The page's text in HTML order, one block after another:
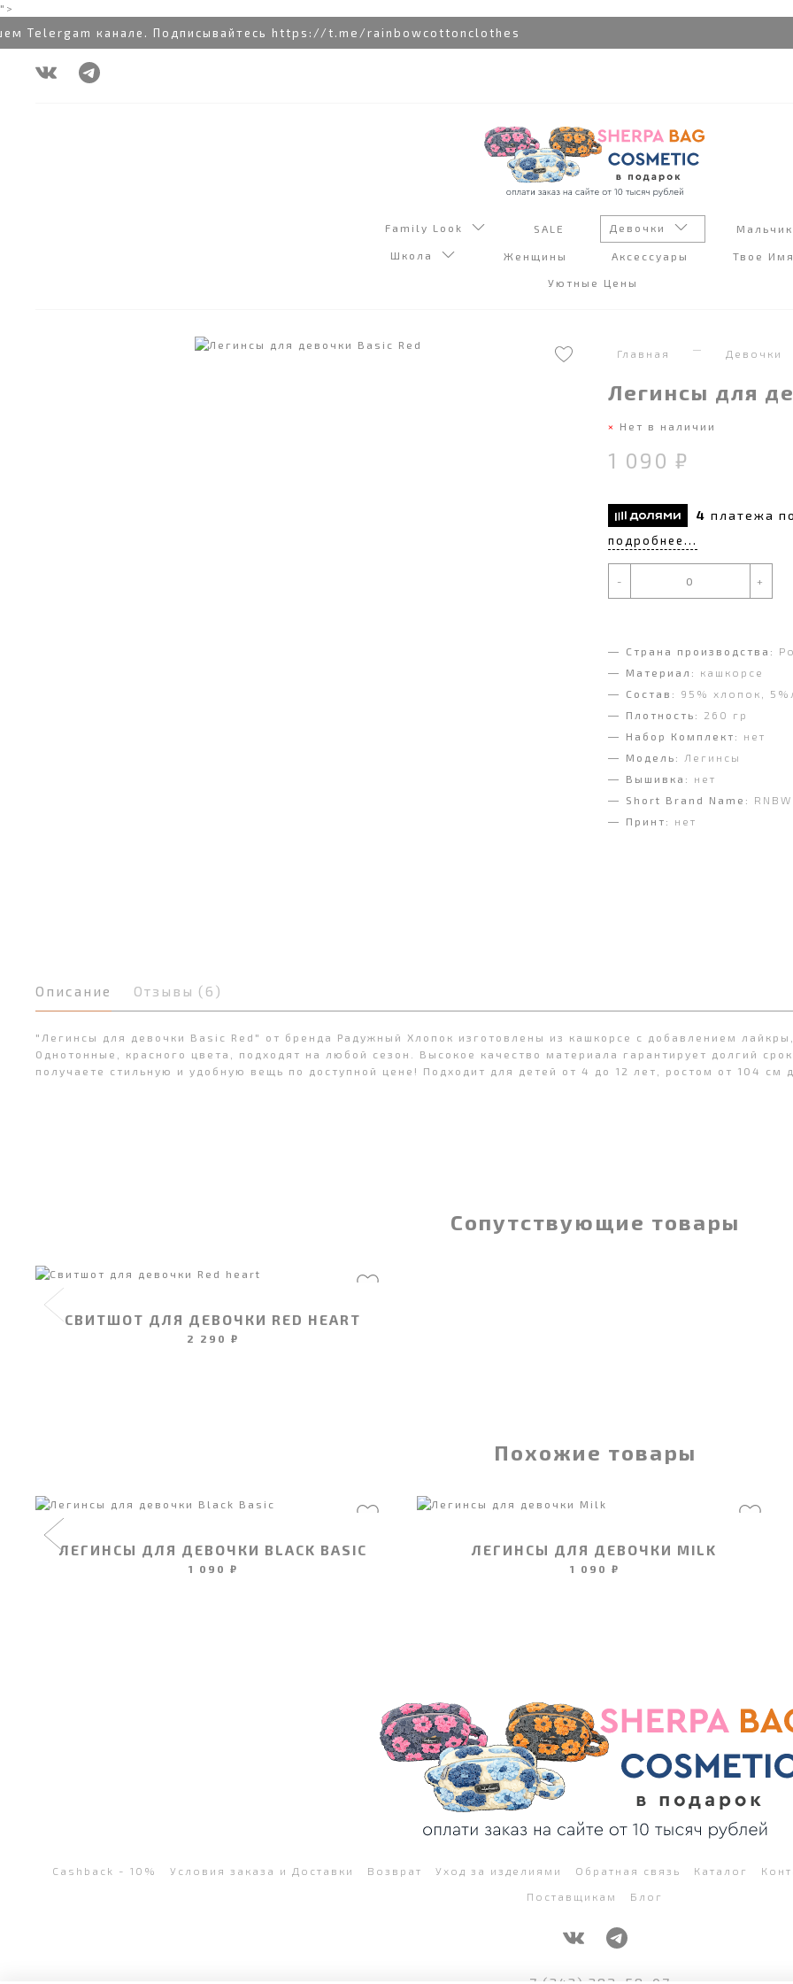
">
Telergam канале. Подписывайтесь https://t.me/rainbowcottonclothes
Family Look SALE Девочки
Школа Женщины Аксессуары Твое Имя
Уютные Цены
Главная Девочки
Легинсы для
Нет в наличии
1 090 ₽
4 платежа по
подробнее...
- +
Страна производства:
Материал:
кашкорсе
Состав:
95% хлопок,
Плотность:
260 гр
Набор Комплект:
нет
Модель:
Легинсы
Вышивка:
нет
Short Brand Name:
Принт:
нет
Описание Отзывы (6)
"Легинсы для девочки Basic Red" от бренда Радужный Хлопок изготовлены из кашкорсе с добавлением
Однотонные, красного цвета, подходят на любой сезон. Высокое качество материала гарантирует долгий
получаете стильную и удобную вещь по доступной цене! Подходит для детей от 4 до 12 лет, ростом от 104 см
Сопутствующие товары
СВИТШОТ ДЛЯ ДЕВОЧКИ RED HEART
2 290 ₽
Похожие товары
ЛЕГИНСЫ ДЛЯ ДЕВОЧКИ BLACK BASIC
1 090 ₽
ЛЕГИНСЫ ДЛЯ ДЕВОЧКИ MILK
1 090 ₽
Cashback - 10% Условия заказа и Доставки Возврат Уход за изделиями Обратная связь Каталог
Поставщикам Блог